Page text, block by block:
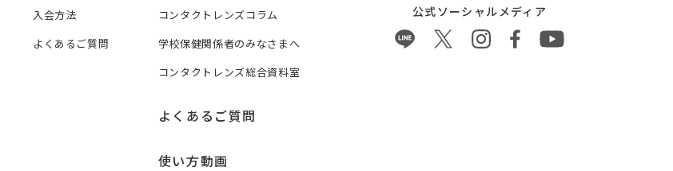
入会方法
よくあるご質問
コンタクトレンズコラム
学校保健関係者のみなさまへ
コンタクトレンズ総合資料室
よくあるご質問
使い方動画
公式ソーシャルメディア